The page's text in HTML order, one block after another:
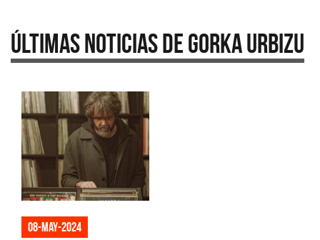
Últimas Noticias de Gorka Urbizu
08-may-2024